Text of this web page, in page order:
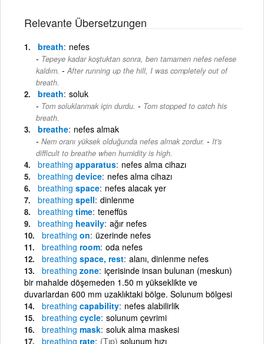
Relevante Übersetzungen
breath nefes
Tepeye kadar koştuktan sonra, ben tamamen nefes nefese
kaldım. - After running up the hill, I was completely out of
breath.
breath soluk
Tom soluklanmak için durdu. - Tom stopped to catch his
breath.
breathe nefes almak
Nem oranı yüksek olduğunda nefes almak zordur. - It's
difficult to breathe when humidity is high.
breathing apparatus nefes alma cihazı
breathing device nefes alma cihazı
breathing space nefes alacak yer
breathing spell dinlenme
breathing time teneffüs
breathing heavily ağır nefes
breathing on üzerinde nefes
breathing room oda nefes
breathing space, rest alanı, dinlenme nefes
breathing zone içerisinde insan bulunan (meskun)
bir mahalde döşemeden 1.50 m yükseklikte ve
duvarlardan 600 mm uzaklıktaki bölge. Solunum bölgesi
breathing capability nefes alabilirlik
breathing cycle solunum çevrimi
breathing mask soluk alma maskesi
breathing rate (Tıp) solunum hızı